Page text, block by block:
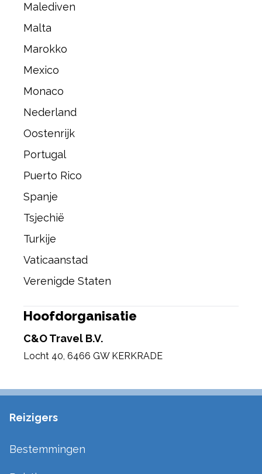
Malediven
Malta
Marokko
Mexico
Monaco
Nederland
Oostenrijk
Portugal
Puerto Rico
Spanje
Tsjechië
Turkije
Vaticaanstad
Verenigde Staten
Hoofdorganisatie
C&O Travel B.V.
Locht 40, 6466 GW KERKRADE
Reizigers
Bestemmingen